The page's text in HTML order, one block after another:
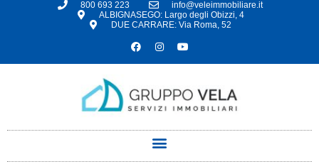
800 693 223
info@veleimmobiliare.it
ALBIGNASEGO: Largo degli Obizzi, 4
DUE CARRARE: Via Roma, 52